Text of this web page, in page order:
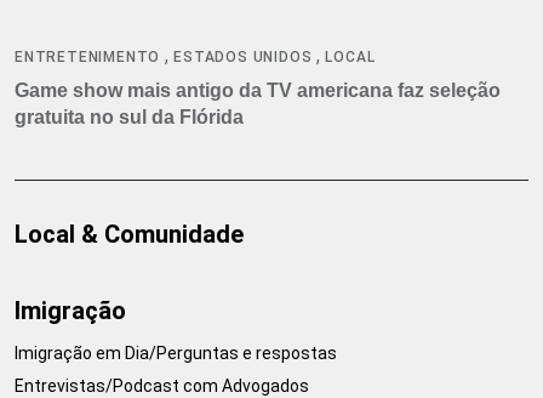
ENTRETENIMENTO ,ESTADOS UNIDOS ,LOCAL
Game show mais antigo da TV americana faz seleção
gratuita no sul da Flórida
Local & Comunidade
Imigração
Imigração em Dia/Perguntas e respostas
Entrevistas/Podcast com Advogados